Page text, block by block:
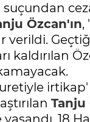
Özcan'ın,
verildi.
kaldırılan
Tanju